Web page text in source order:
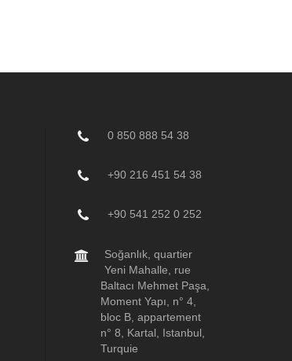
0 850 888 54 38
+90 216 451 54 38
+90 541 252 0 252
Soğanlık, quartier
Yeni Mahalle, rue
Baltacı Mehmet Paşa,
Moment Yapı, n° 4,
bloc B, appartement
n° 8, Kartal, Istanbul,
Turquie